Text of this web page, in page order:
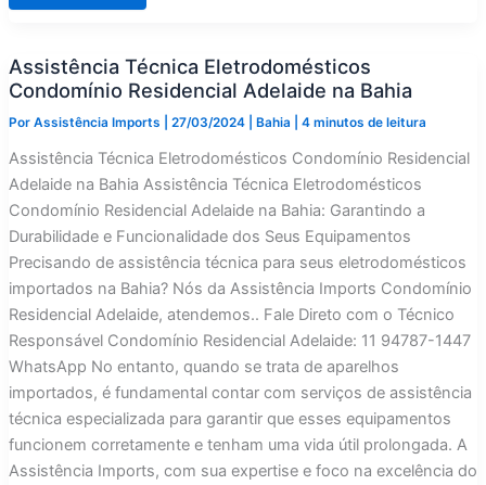
Leonor
Calmon
na
Assistência Técnica Eletrodomésticos
Condomínio Residencial Adelaide na Bahia
Por Assistência Imports 27/03/2024 Bahia 4 minutos de leitura
Assistência Técnica Eletrodomésticos Condomínio Residencial
Adelaide na Bahia Assistência Técnica Eletrodomésticos
Condomínio Residencial Adelaide na Bahia: Garantindo a
Durabilidade e Funcionalidade dos Seus Equipamentos
Precisando de assistência técnica para seus eletrodomésticos
importados na Bahia? Nós da Assistência Imports Condomínio
Residencial Adelaide, atendemos.. Fale Direto com o Técnico
Responsável Condomínio Residencial Adelaide: 11 94787-1447
WhatsApp No entanto, quando se trata de aparelhos
importados, é fundamental contar com serviços de assistência
técnica especializada para garantir que esses equipamentos
funcionem corretamente e tenham uma vida útil prolongada. A
Assistência Imports, com sua expertise e foco na excelência do